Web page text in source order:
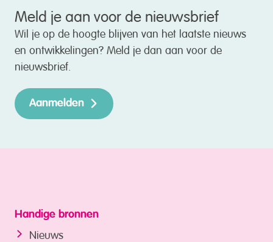
Meld je aan voor de nieuwsbrief
Wil je op de hoogte blijven van het laatste nieuws
en ontwikkelingen? Meld je dan aan voor de
nieuwsbrief.
Aanmelden
Handige bronnen
Nieuws